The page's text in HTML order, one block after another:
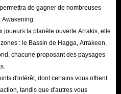
de gagner de nombreuses
joueurs la planète ouverte Arrakis, elle
: le Bassin de Hagga, Arrakeen,
chacune proposant des paysages
d'intérêt, dont certains vous offrent
tandis que d'autres vous